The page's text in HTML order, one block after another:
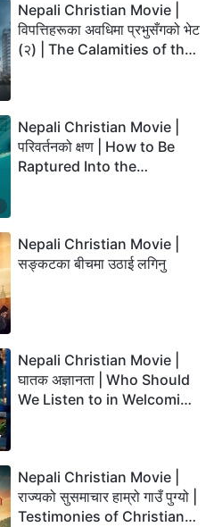
Nepali Christian Movie |
विपत्तिहरूका अवधिमा प्रभुसँगको भेट
(२) | The Calamities of the
Nepali Christian Movie |
परिवर्तनको क्षण | How to Be
Raptured Into the
Nepali Christian Movie |
सङ्कटका बीचमा उठाई लगिनु
Nepali Christian Movie |
घातक अज्ञानता | Who Should
We Listen to in Welcoming
Nepali Christian Movie |
राज्यको सुसमाचार हाम्रो गाउँ पुग्यो |
Testimonies of Christians